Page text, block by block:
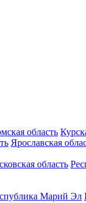
область
Ярославская
область
Марий Эл